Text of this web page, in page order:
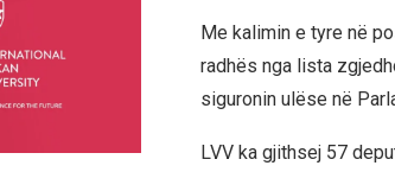
Me kalimin e tyre në
radhës nga lista
siguronin ulëse në
LVV ka gjithsej 57